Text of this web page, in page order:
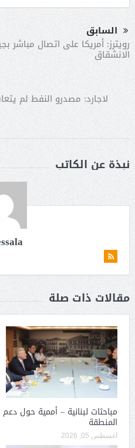
السابق
رويترز: أمريكا على اتصال مباشر
الانشقاق
لاجارد: مصدرو النفط لم
نبذة عن الكاتب
مقالات ذات صلة
مباحثات لبنانية – أممية حول
المنطقة
أغسطس 05, 2026